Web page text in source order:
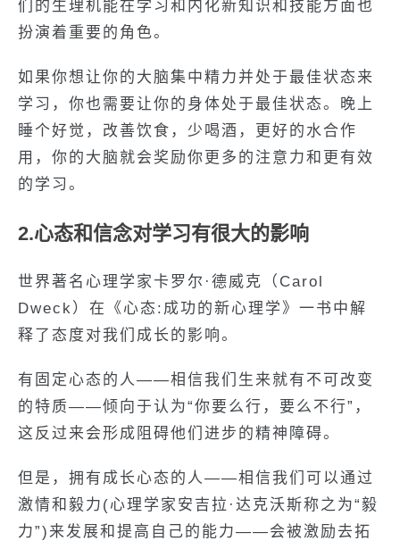
们的生理机能在学习和内化新知识和技能方面也
扮演着重要的角色。
如果你想让你的大脑集中精力并处于最佳状态来
学习，你也需要让你的身体处于最佳状态。晚上
睡个好觉，改善饮食，少喝酒，更好的水合作
用，你的大脑就会奖励你更多的注意力和更有效
的学习。
2.心态和信念对学习有很大的影响
世界著名心理学家卡罗尔·德威克（Carol
Dweck）在《心态:成功的新心理学》一书中解
释了态度对我们成长的影响。
有固定心态的人——相信我们生来就有不可改变
的特质——倾向于认为“你要么行，要么不行”，
这反过来会形成阻碍他们进步的精神障碍。
但是，拥有成长心态的人——相信我们可以通过
激情和毅力(心理学家安吉拉·达克沃斯称之为“毅
力”)来发展和提高自己的能力——会被激励去拓